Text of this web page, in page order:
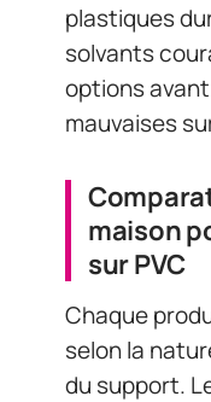
plastiques
solvants
options
mauvaises
maison
sur PVC
Chaque
selon la
du support.